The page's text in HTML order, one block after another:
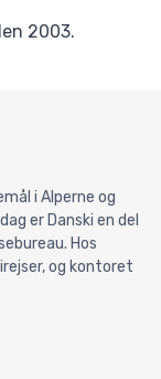
2003.
i Alperne og
er Danski en del
Hos
og kontoret